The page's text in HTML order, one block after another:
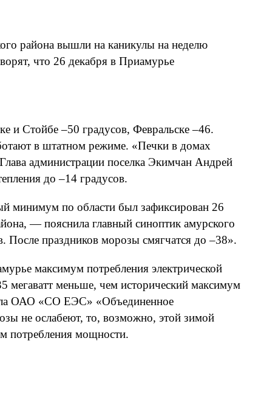
района вышли на каникулы на неделю
что 26 декабря в Приамурье
и Стойбе –50 градусов, Февральске –46.
в штатном режиме. «Печки в домах
администрации поселка Экимчан Андрей
до –14 градусов.
минимум по области был зафиксирован 26
— пояснила главный синоптик амурского
праздников морозы смягчатся до –38».
максимум потребления электрической
мегаватт меньше, чем исторический максимум
ОАО «СО ЕЭС» «Объединенное
не ослабеют, то, возможно, этой зимой
потребления мощности.